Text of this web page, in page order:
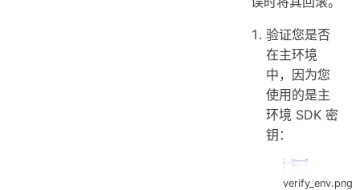
验证您是否
在主环境
中，因为您
使用的是主
环境 SDK 密
钥：
verify_env.png